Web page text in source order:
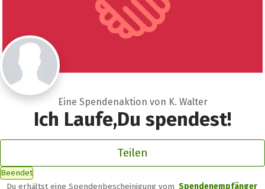
Eine Spendenaktion von K. Walter
Ich Laufe,Du spendest!
Teilen
Beendet
Du erhältst eine Spendenbescheinigung vom Spendenempfänger